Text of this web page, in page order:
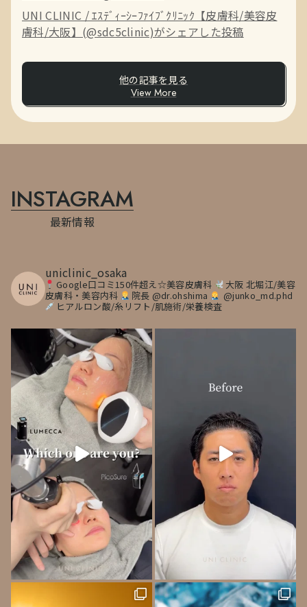
UNI CLINIC / ｴｽﾃﾞｨｰｼｰﾌｧｲﾌﾞｸﾘﾆｯｸ【皮膚科/美容皮
膚科/大阪】(@sdc5clinic)がシェアした投稿
他の記事を見る
View More
INSTAGRAM
最新情報
uniclinic_osaka
Google口コミ150件超え☆美容皮膚科
大阪 北堀江/美容
皮膚科・美容内科
院長 @dr.ohshima
@junko_md.phd
ヒアルロン酸/糸リフト/肌施術/栄養検査